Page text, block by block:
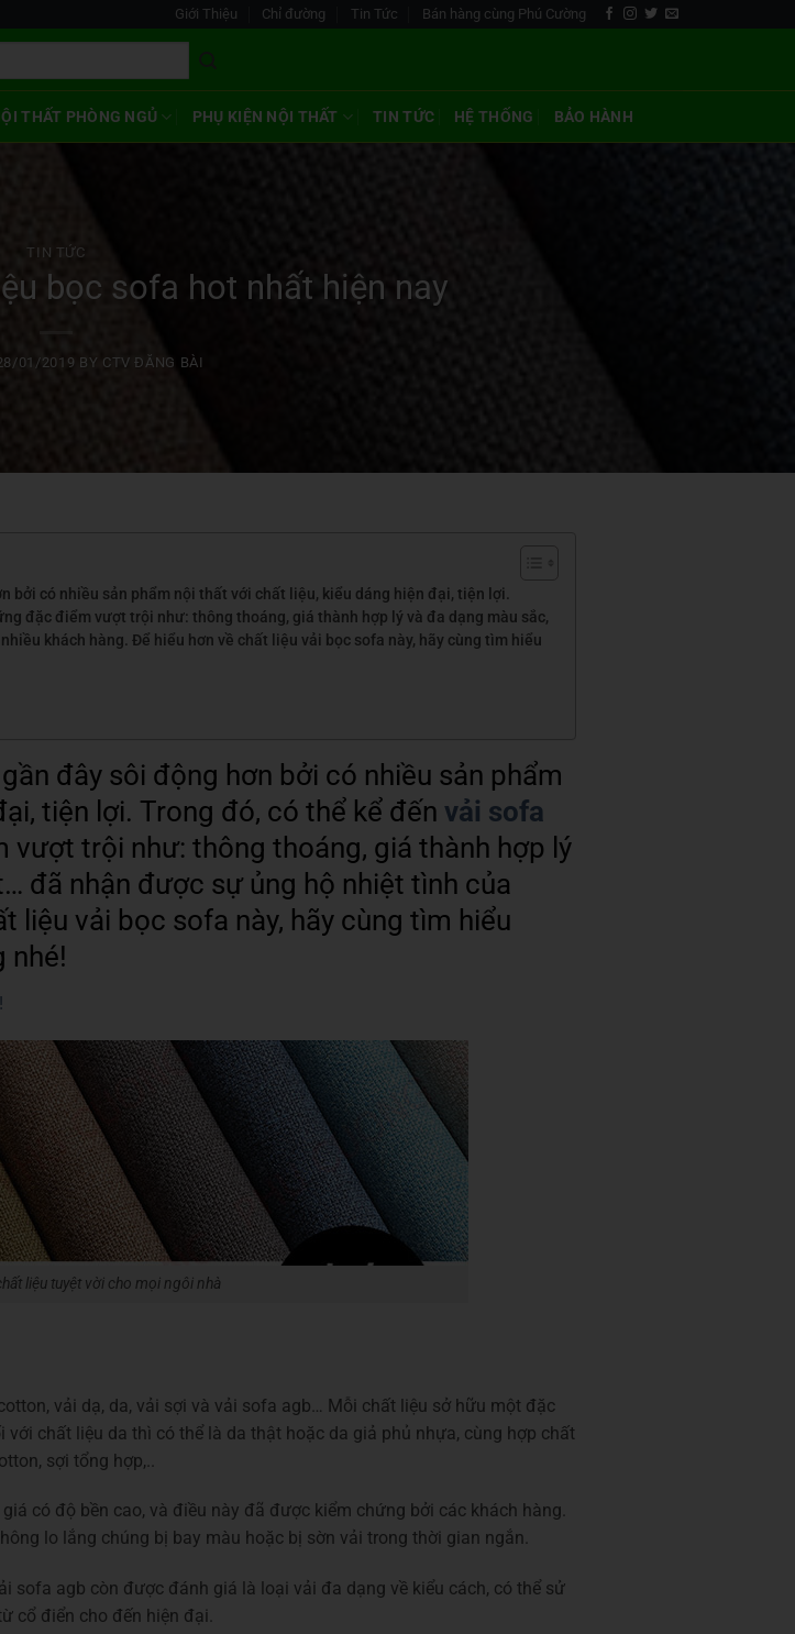
Giới Thiệu Chỉ đường Tin Tức Bán hàng cùng Phú Cường
THẤT PHÒNG NGỦ PHỤ KIỆN NỘI THẤT TIN TỨC HỆ THỐNG BẢO HÀNH
TIN TỨC
bọc sofa hot nhất hiện nay
01/2019 BY CTV ĐĂNG BÀI
có nhiều sản phẩm nội thất với chất liệu, kiểu dáng hiện đại, tiện lợi.
đặc điểm vượt trội như: thông thoáng, giá thành hợp lý và đa dạng màu sắc,
khách hàng. Để hiểu hơn về chất liệu vải bọc sofa này, hãy cùng tìm hiểu
đây sôi động hơn bởi có nhiều sản phẩm
tiện lợi. Trong đó, có thể kể đến vải sofa
vượt trội như: thông thoáng, giá thành hợp lý
đã nhận được sự ủng hộ nhiệt tình của
liệu vải bọc sofa này, hãy cùng tìm hiểu
nhé!
liệu tuyệt vời cho mọi ngôi nhà
vải dạ, da, vải sợi và vải sofa agb… Mỗi chất liệu sở hữu một đặc
chất liệu da thì có thể là da thật hoặc da giả phủ nhựa, cùng hợp chất
sợi tổng hợp,..
có độ bền cao, và điều này đã được kiểm chứng bởi các khách hàng.
lo lắng chúng bị bay màu hoặc bị sờn vải trong thời gian ngắn.
sofa agb còn được đánh giá là loại vải đa dạng về kiểu cách, có thể sử
cổ điển cho đến hiện đại.